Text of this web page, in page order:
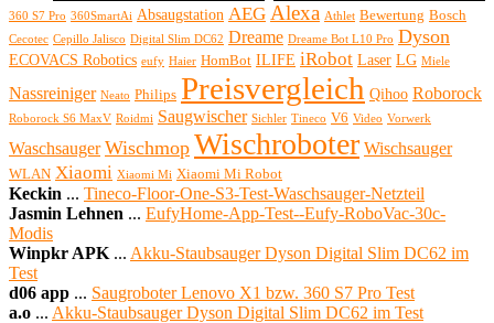
360 S7 Pro 360SmartAi Absaugstation AEG Alexa Athlet Bewertung Bosch
Cecotec Cepillo Jalisco Digital Slim DC62 Dreame Dreame Bot L10 Pro Dyson
ECOVACS Robotics eufy Haier HomBot ILIFE iRobot Laser LG Miele
Nassreiniger Neato Philips Preisvergleich Qihoo Roborock
Roborock S6 MaxV Roidmi Saugwischer Sichler Tineco V6 Video Vorwerk
Waschsauger Wischmop Wischroboter Wischsauger
WLAN Xiaomi Xiaomi Mi Xiaomi Mi Robot
Keckin ... Tineco-Floor-One-S3-Test-Waschsauger-Netzteil
Jasmin Lehnen ... EufyHome-App-Test--Eufy-RoboVac-30c-
Modis
Winpkr APK ... Akku-Staubsauger Dyson Digital Slim DC62 im
Test
d06 app ... Saugroboter Lenovo X1 bzw. 360 S7 Pro Test
a.o ... Akku-Staubsauger Dyson Digital Slim DC62 im Test